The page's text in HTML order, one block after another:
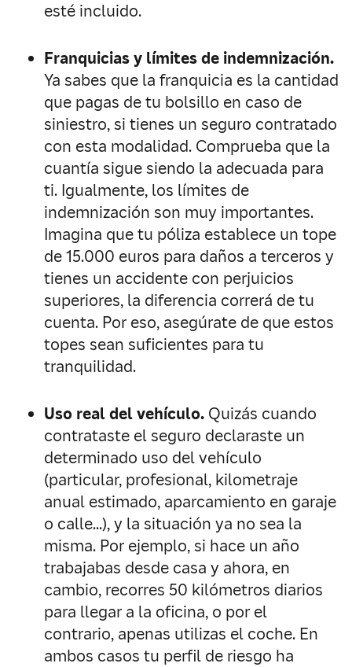
esté incluido.
Franquicias y límites de indemnización.
Ya sabes que la franquicia es la cantidad
que pagas de tu bolsillo en caso de
siniestro, si tienes un seguro contratado
con esta modalidad. Comprueba que la
cuantía sigue siendo la adecuada para
ti. Igualmente, los límites de
indemnización son muy importantes.
Imagina que tu póliza establece un tope
de 15.000 euros para daños a terceros y
tienes un accidente con perjuicios
superiores, la diferencia correrá de tu
cuenta. Por eso, asegúrate de que estos
topes sean suficientes para tu
tranquilidad.
Uso real del vehículo. Quizás cuando
contrataste el seguro declaraste un
determinado uso del vehículo
(particular, profesional, kilometraje
anual estimado, aparcamiento en garaje
o calle…), y la situación ya no sea la
misma. Por ejemplo, si hace un año
trabajabas desde casa y ahora, en
cambio, recorres 50 kilómetros diarios
para llegar a la oficina, o por el
contrario, apenas utilizas el coche. En
ambos casos tu perfil de riesgo ha